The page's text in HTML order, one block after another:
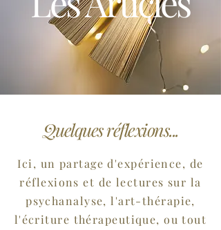
Quelques réflexions...
Ici, un partage d'expérience, de
réflexions et de lectures sur la
psychanalyse, l'art-thérapie,
l'écriture thérapeutique, ou tout